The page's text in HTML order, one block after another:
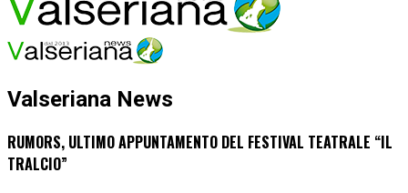
Valseriana News
RUMORS, ULTIMO APPUNTAMENTO DEL FESTIVAL TEATRALE “IL
TRALCIO”